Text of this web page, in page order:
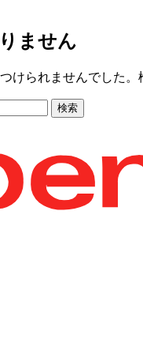
ません
けられませんでした。